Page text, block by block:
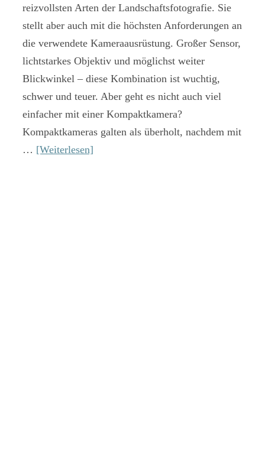
reizvollsten Arten der Landschaftsfotografie. Sie
stellt aber auch mit die höchsten Anforderungen an
die verwendete Kameraausrüstung. Großer Sensor,
lichtstarkes Objektiv und möglichst weiter
Blickwinkel – diese Kombination ist wuchtig,
schwer und teuer. Aber geht es nicht auch viel
einfacher mit einer Kompaktkamera?
Kompaktkameras galten als überholt, nachdem mit
… [Weiterlesen]